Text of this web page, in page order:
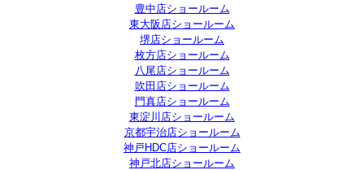
豊中店ショールーム
東大阪店ショールーム
堺店ショールーム
枚方店ショールーム
八尾店ショールーム
吹田店ショールーム
門真店ショールーム
東淀川店ショールーム
京都宇治店ショールーム
神戸HDC店ショールーム
神戸北店ショールーム